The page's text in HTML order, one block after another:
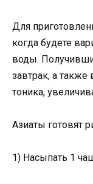
Для
когда будете
воды.
завтрак, а также
тоника,
Азиаты готовят
1) Насыпать 1